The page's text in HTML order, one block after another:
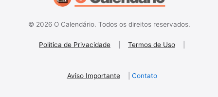
© 2026 O Calendário. Todos os direitos reservados.
Política de Privacidade Termos de Uso
Aviso Importante Contato